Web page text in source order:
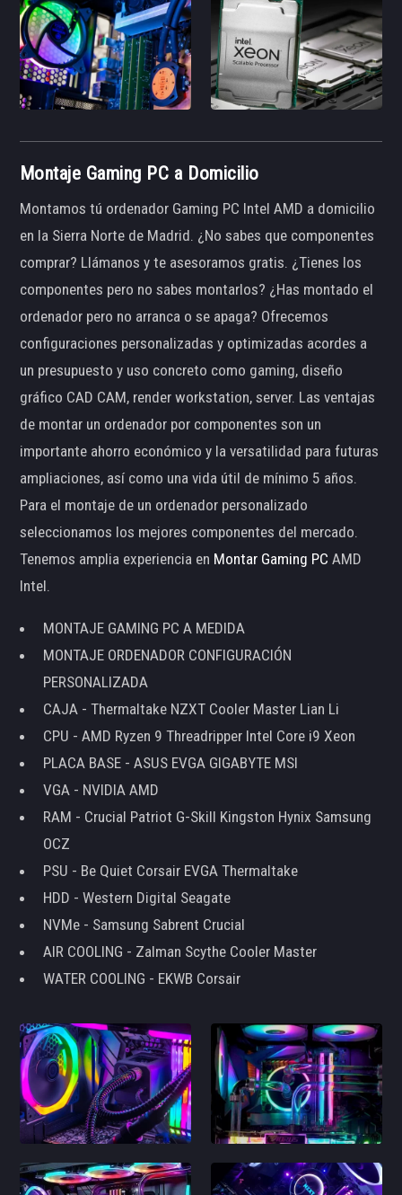
Montaje Gaming PC a Domicilio
Montamos tú ordenador Gaming PC Intel AMD a domicilio
en la Sierra Norte de Madrid. ¿No sabes que componentes
comprar? Llámanos y te asesoramos gratis. ¿Tienes los
componentes pero no sabes montarlos? ¿Has montado el
ordenador pero no arranca o se apaga? Ofrecemos
configuraciones personalizadas y optimizadas acordes a
un presupuesto y uso concreto como gaming, diseño
gráfico CAD CAM, render workstation, server. Las ventajas
de montar un ordenador por componentes son un
importante ahorro económico y la versatilidad para futuras
ampliaciones, así como una vida útil de mínimo 5 años.
Para el montaje de un ordenador personalizado
seleccionamos los mejores componentes del mercado.
Tenemos amplia experiencia en Montar Gaming PC AMD
Intel.
MONTAJE GAMING PC A MEDIDA
MONTAJE ORDENADOR CONFIGURACIÓN
PERSONALIZADA
CAJA - Thermaltake NZXT Cooler Master Lian Li
CPU - AMD Ryzen 9 Threadripper Intel Core i9 Xeon
PLACA BASE - ASUS EVGA GIGABYTE MSI
VGA - NVIDIA AMD
RAM - Crucial Patriot G-Skill Kingston Hynix Samsung
OCZ
PSU - Be Quiet Corsair EVGA Thermaltake
HDD - Western Digital Seagate
NVMe - Samsung Sabrent Crucial
AIR COOLING - Zalman Scythe Cooler Master
WATER COOLING - EKWB Corsair